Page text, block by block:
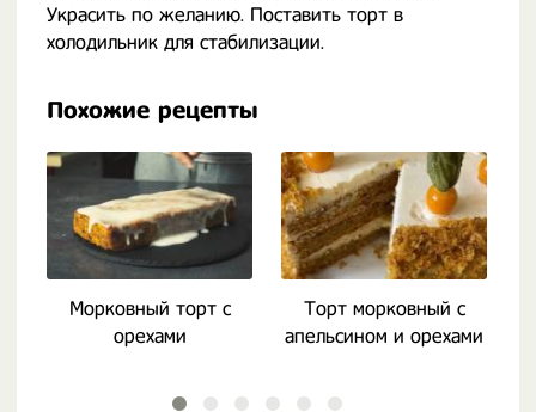
Украсить по желанию. Поставить торт в
холодильник для стабилизации.
Похожие рецепты
Морковный торт с
орехами
Торт морковный с
апельсином и орехами